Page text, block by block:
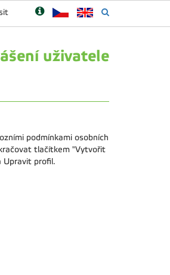
uživatele
podmínkami osobních
tlačítkem "Vytvořit
Upravit profil.